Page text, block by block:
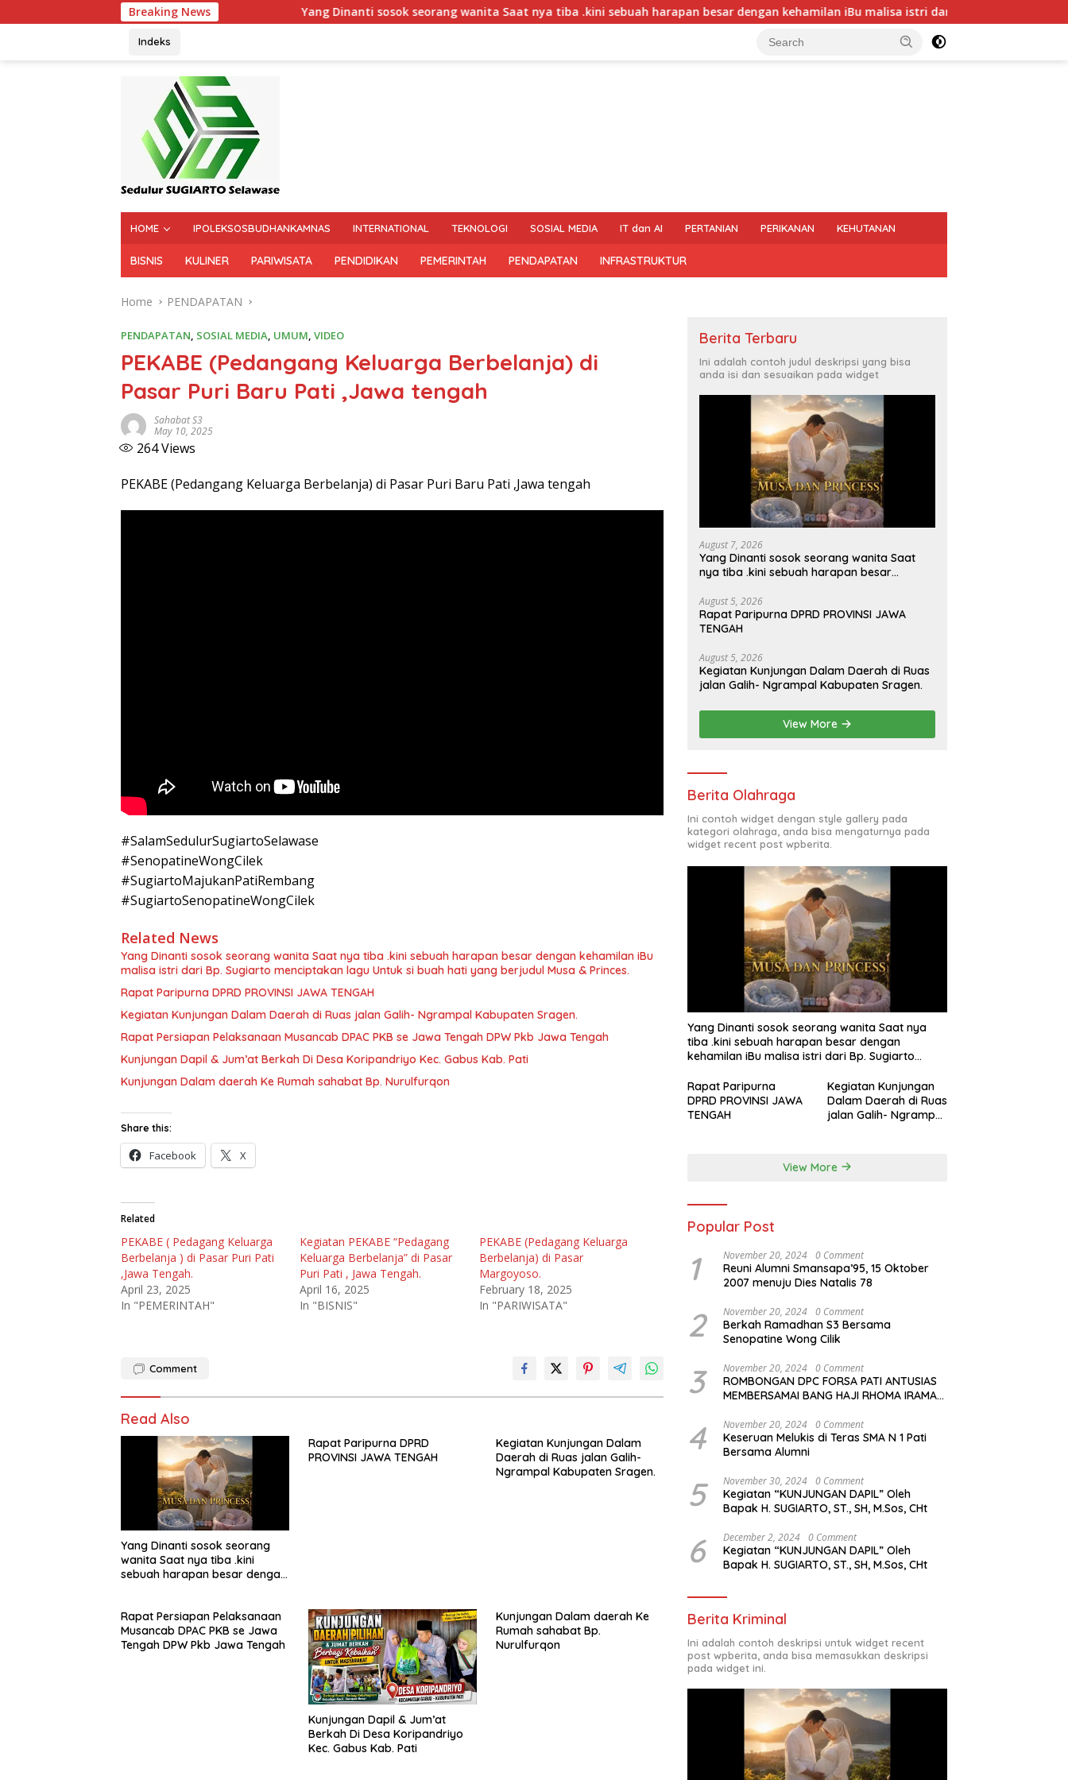
Breaking NewsYang Dinanti sosok seorang wanita Saat nya tiba .kini sebuah harapan besar dengan kehamilan iBu malisa istri dari Bp. Sugiarto menciptakan lagu
Indeks
HOME IPOLEKSOSBUDHANKAMNAS INTERNATIONAL TEKNOLOGI SOSIAL MEDIA IT dan AI PERTANIAN PERIKANAN KEHUTANAN
BISNIS KULINER PARIWISATA PENDIDIKAN PEMERINTAH PENDAPATAN INFRASTRUKTUR
Home PENDAPATAN
PENDAPATAN, SOSIAL MEDIA, UMUM, VIDEO
PEKABE (Pedangang Keluarga Berbelanja) di
Pasar Puri Baru Pati ,Jawa tengah
Sahabat S3
May 10, 2025
264Views
PEKABE (Pedangang Keluarga Berbelanja) di Pasar Puri Baru Pati ,Jawa tengah
#SalamSedulurSugiartoSelawase
#SenopatineWongCilek
#SugiartoMajukanPatiRembang
#SugiartoSenopatineWongCilek
Related News
Yang Dinanti sosok seorang wanita Saat nya tiba .kini sebuah harapan besar dengan kehamilan iBu
malisa istri dari Bp. Sugiarto menciptakan lagu Untuk si buah hati yang berjudul Musa & Princes.
Rapat Paripurna DPRD PROVINSI JAWA TENGAH
Kegiatan Kunjungan Dalam Daerah di Ruas jalan Galih- Ngrampal Kabupaten Sragen.
Rapat Persiapan Pelaksanaan Musancab DPAC PKB se Jawa Tengah DPW Pkb Jawa Tengah
Kunjungan Dapil & Jum’at Berkah Di Desa Koripandriyo Kec. Gabus Kab. Pati
Kunjungan Dalam daerah Ke Rumah sahabat Bp. Nurulfurqon
Share this:
Facebook X
Related
PEKABE ( Pedagang Keluarga
Berbelanja ) di Pasar Puri Pati
,Jawa Tengah.
April 23, 2025
In "PEMERINTAH"
Kegiatan PEKABE “Pedagang
Keluarga Berbelanja” di Pasar
Puri Pati , Jawa Tengah.
April 16, 2025
In "BISNIS"
PEKABE (Pedagang Keluarga
Berbelanja) di Pasar
Margoyoso.
February 18, 2025
In "PARIWISATA"
Comment
Read Also
Yang Dinanti sosok seorang
wanita Saat nya tiba .kini
sebuah harapan besar dengan
Untuk si buah hati yang
berjudul Musa & Princes.
Rapat Paripurna DPRD
PROVINSI JAWA TENGAH
Kegiatan Kunjungan Dalam
Daerah di Ruas jalan Galih-
Ngrampal Kabupaten Sragen.
Rapat Persiapan Pelaksanaan
Musancab DPAC PKB se Jawa
Tengah DPW Pkb Jawa Tengah
Kunjungan Dapil & Jum’at
Berkah Di Desa Koripandriyo
Kec. Gabus Kab. Pati
Kunjungan Dalam daerah Ke
Rumah sahabat Bp.
Nurulfurqon
Berita Terbaru
Ini adalah contoh judul deskripsi yang bisa
anda isi dan sesuaikan pada widget
August 7, 2026
Yang Dinanti sosok seorang wanita Saat
nya tiba .kini sebuah harapan besar
Sugiarto menciptakan lagu Untuk si buah
hati yang berjudul Musa & Princes.
August 5, 2026
Rapat Paripurna DPRD PROVINSI JAWA
TENGAH
August 5, 2026
Kegiatan Kunjungan Dalam Daerah di Ruas
jalan Galih- Ngrampal Kabupaten Sragen.
View More
Berita Olahraga
Ini contoh widget dengan style gallery pada
kategori olahraga, anda bisa mengaturnya pada
widget recent post wpberita.
Yang Dinanti sosok seorang wanita Saat nya
tiba .kini sebuah harapan besar dengan
kehamilan iBu malisa istri dari Bp. Sugiarto
berjudul Musa & Princes.
Rapat Paripurna
DPRD PROVINSI JAWA
TENGAH
Kegiatan Kunjungan
Dalam Daerah di Ruas
jalan Galih- Ngrampal
View More
Popular Post
1 November 20, 2024 0 Comment
Reuni Alumni Smansapa’95, 15 Oktober
2007 menuju Dies Natalis 78
2 November 20, 2024 0 Comment
Berkah Ramadhan S3 Bersama
Senopatine Wong Cilik
3 November 20, 2024 0 Comment
ROMBONGAN DPC FORSA PATI ANTUSIAS
MEMBERSAMAI BANG HAJI RHOMA IRAMA
4 November 20, 2024 0 Comment
Keseruan Melukis di Teras SMA N 1 Pati
Bersama Alumni
5 November 30, 2024 0 Comment
Kegiatan “KUNJUNGAN DAPIL” Oleh
Bapak H. SUGIARTO, ST., SH, M.Sos, CHt
6 December 2, 2024 0 Comment
Kegiatan “KUNJUNGAN DAPIL” Oleh
Bapak H. SUGIARTO, ST., SH, M.Sos, CHt
Berita Kriminal
Ini adalah contoh deskripsi untuk widget recent
post wpberita, anda bisa memasukkan deskripsi
pada widget ini.